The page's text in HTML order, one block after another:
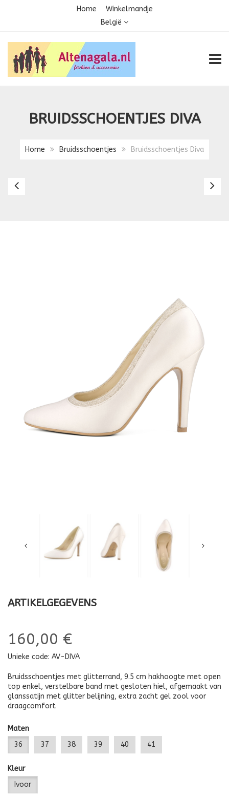
Home
Winkelmandje
België
BRUIDSSCHOENTJES DIVA
Home Bruidsschoentjes Bruidsschoentjes Diva
Bruidsschoentjes
ARTIKELGEGEVENS
160,00 €
Unieke code: AV-DIVA
Bruidsschoentjes met glitterrand, 9.5 cm hakhoogte met open
top enkel, verstelbare band met gesloten hiel, afgemaakt van
glanssatijn met glitter belijning, extra zacht gel zool voor
draagcomfort
Maten
36
37 38 39 40 41
Kleur
Ivoor